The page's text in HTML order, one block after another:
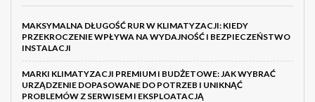
MAKSYMALNA DŁUGOŚĆ RUR W KLIMATYZACJI: KIEDY
PRZEKROCZENIE WPŁYWA NA WYDAJNOŚĆ I BEZPIECZEŃSTWO
INSTALACJI
MARKI KLIMATYZACJI PREMIUM I BUDŻETOWE: JAK WYBRAĆ
URZĄDZENIE DOPASOWANE DO POTRZEB I UNIKNĄĆ
PROBLEMÓW Z SERWISEM I EKSPLOATACJĄ